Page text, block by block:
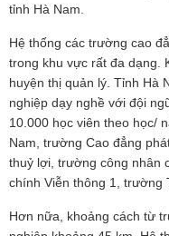
tỉnh Hà Nam.
Hệ thống các trường cao
trong khu vực rất đa dạng.
huyện thị quản lý. Tỉnh Hà
nghiệp dạy nghề với đội
10.000 học viên theo học/
Nam, trường Cao đẳng
thuỷ lợi, trường công nhân
chính Viễn thông 1, trường
Hơn nữa, khoảng cách từ